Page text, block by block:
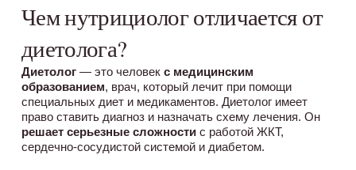
Чем нутрициолог отличается от
диетолога?
Диетолог— это человек с медицинским
образованием, врач, который лечит при помощи
специальных диет и медикаментов. Диетолог имеет
право ставить диагноз и назначать схему лечения. Он
решает серьезные сложностис работой ЖКТ,
сердечно-сосудистой системой и диабетом.